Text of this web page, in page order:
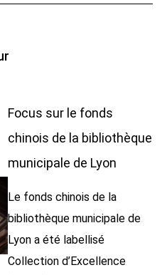
Focus sur le fonds
chinois de la bibliothèque
municipale de Lyon
Le fonds chinois de la
bibliothèque municipale de
Lyon a été labellisé
Collection d’Excellence